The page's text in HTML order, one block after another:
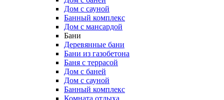
Дом с сауной
Банный комплекс
Дом с мансардой
Бани
Деревянные бани
Бани из газобетона
Баня с террасой
Дом с баней
Дом с сауной
Банный комплекс